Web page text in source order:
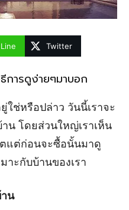
Line Twitter
การดูง่ายๆมาบอก
ช่หรือปล่าว วันนี้เราจะ
น โดยส่วนใหญ่เราเห็น
ตแต่ก่อนจะซื้อนั้นมาดู
าะกับบ้านของเรา
น